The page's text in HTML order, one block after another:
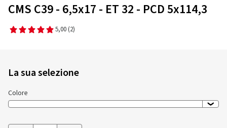
CMS C39 - 6,5x17 - ET 32 - PCD 5x114,3
5,00 (2)
La sua selezione
Colore